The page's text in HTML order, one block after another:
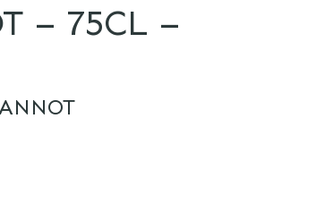
– 75CL –